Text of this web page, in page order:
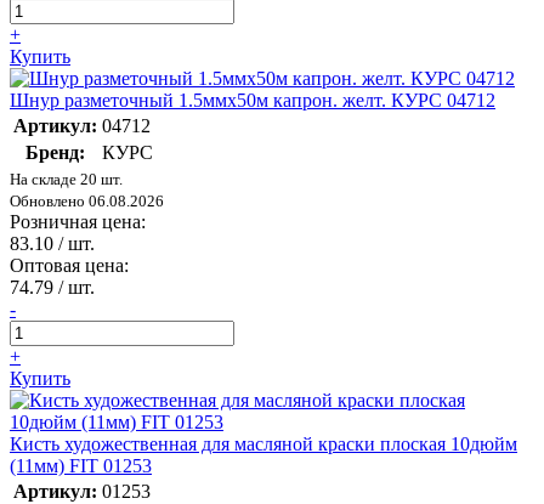
+
Купить
Шнур разметочный 1.5ммх50м капрон. желт. КУРС 04712
Артикул: 04712
Бренд:
КУРС
На складе 20 шт.
Обновлено 06.08.2026
Розничная цена:
83.10 / шт.
Оптовая цена:
74.79 / шт.
-
+
Купить
Кисть художественная для масляной краски плоская 10дюйм
(11мм) FIT 01253
Артикул: 01253